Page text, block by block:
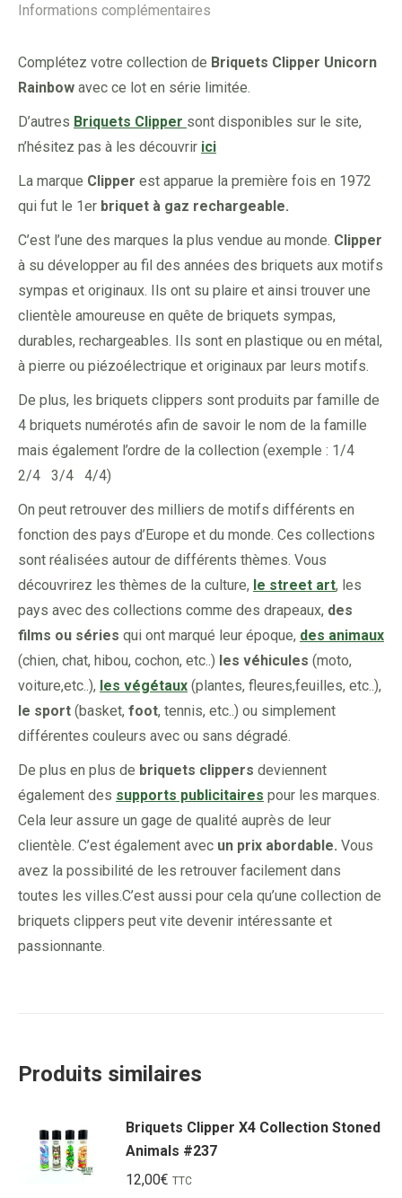
Informations complémentaires
Complétez votre collection de Briquets Clipper Unicorn
Rainbow avec ce lot en série limitée.
D’autres Briquets Clipper sont disponibles sur le site,
n’hésitez pas à les découvrir ici
La marque Clipper est apparue la première fois en 1972
qui fut le 1er briquet à gaz rechargeable.
C’est l’une des marques la plus vendue au monde. Clipper
à su développer au fil des années des briquets aux motifs
sympas et originaux. Ils ont su plaire et ainsi trouver une
clientèle amoureuse en quête de briquets sympas,
durables, rechargeables. Ils sont en plastique ou en métal,
à pierre ou piézoélectrique et originaux par leurs motifs.
De plus, les briquets clippers sont produits par famille de
4 briquets numérotés afin de savoir le nom de la famille
mais également l’ordre de la collection (exemple : 1/4
2/4 3/4 4/4)
On peut retrouver des milliers de motifs différents en
fonction des pays d’Europe et du monde. Ces collections
sont réalisées autour de différents thèmes. Vous
découvrirez les thèmes de la culture, le street art, les
pays avec des collections comme des drapeaux, des
films ou séries qui ont marqué leur époque, des animaux
(chien, chat, hibou, cochon, etc..) les véhicules (moto,
voiture,etc..), les végétaux (plantes, fleures,feuilles, etc..),
le sport (basket, foot, tennis, etc..) ou simplement
différentes couleurs avec ou sans dégradé.
De plus en plus de briquets clippers deviennent
également des supports publicitaires pour les marques.
Cela leur assure un gage de qualité auprès de leur
clientèle. C’est également avec un prix abordable. Vous
avez la possibilité de les retrouver facilement dans
toutes les villes.C’est aussi pour cela qu’une collection de
briquets clippers peut vite devenir intéressante et
passionnante.
Produits similaires
Briquets Clipper X4 Collection Stoned
Animals #237
12,00€ TTC